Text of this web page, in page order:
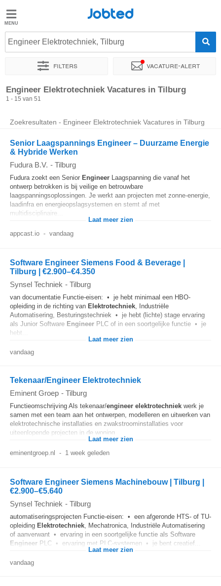
Jobted
Vacatures
Salarissen
Jobted
Engineer Elektrotechniek, Tilburg
Filters Vacature-alert
Sorteer op Exacte locatie Bedrijf Soort dienstverband
Engineer Elektrotechniek Vacatures in Tilburg
1 - 15 van 51
Zoekresultaten - Engineer Elektrotechniek Vacatures in Tilburg
Senior Laagspannings Engineer – Duurzame Energie
& Hybride Werken
Fudura B.V. - Tilburg
Fudura zoekt een Senior Engineer Laagspanning die vanaf het
ontwerp betrokken is bij veilige en betrouwbare
laagspanningsoplossingen. Je werkt aan projecten met zonne-energie,
laadinfra en energieopslagsystemen en stemt af met
multidisciplinaire...
Laat meer zien
appcast.io - vandaag
Software Engineer Siemens Food & Beverage |
Tilburg | €2.900–€4.350
Synsel Techniek - Tilburg
van documentatie Functie-eisen: • je hebt minimaal een HBO-
opleiding in de richting van Elektrotechniek, Industriële
Automatisering, Besturingstechniek • je hebt (lichte) stage ervaring
als Junior Software Engineer PLC of in een soortgelijke functie • je
hebt...
Laat meer zien
vandaag
Tekenaar/Engineer Elektrotechniek
Eminent Groep - Tilburg
Functieomschrijving Als tekenaar/engineer elektrotechniek werk je
samen met een team aan het ontwerpen, modelleren en uitwerken van
elektrotechnische installaties en zwakstroominstallaties voor
uiteenlopende projecten in de woning...
Laat meer zien
eminentgroep.nl - 1 week geleden
Software Engineer Siemens Machinebouw | Tilburg |
€2.900–€5.640
Synsel Techniek - Tilburg
automatiseringsprojecten Functie-eisen: • een afgeronde HTS- of TU-
opleiding Elektrotechniek, Mechatronica, Industriële Automatisering
of aanverwant • ervaring in een soortgelijke functie als Software
Engineer PLC • ervaring met PLC-systemen • je bent creatief...
Laat meer zien
vandaag